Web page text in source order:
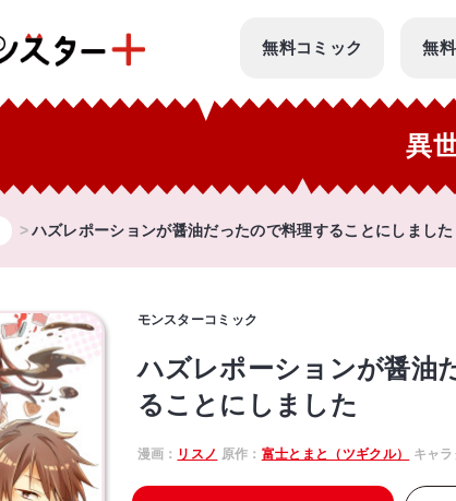
無料コミック 無
異
ハズレポーションが醤油だったので料理することにしました
モンスターコミック
ハズレポーションが醤油
ることにしました
漫画： リスノ 原作： 富士とまと（ツギクル） キャ